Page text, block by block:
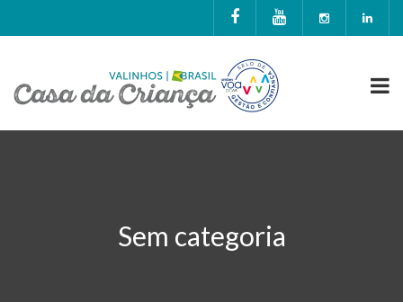
Sem categoria